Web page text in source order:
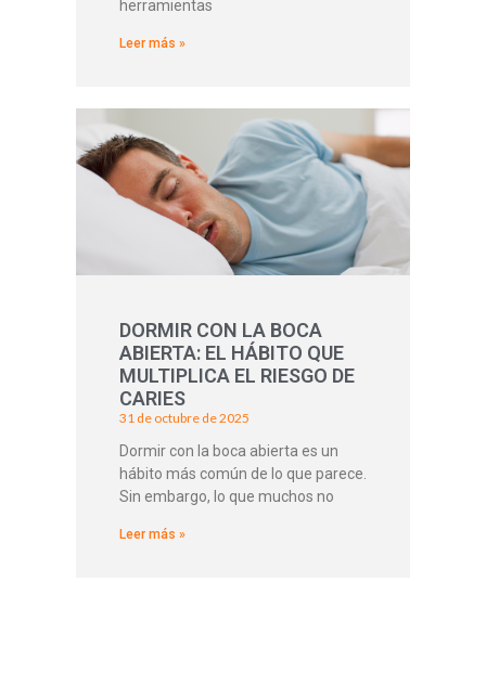
herramientas
Leer más »
DORMIR CON LA BOCA
ABIERTA: EL HÁBITO QUE
MULTIPLICA EL RIESGO DE
CARIES
31 de octubre de 2025
Dormir con la boca abierta es un
hábito más común de lo que parece.
Sin embargo, lo que muchos no
Leer más »